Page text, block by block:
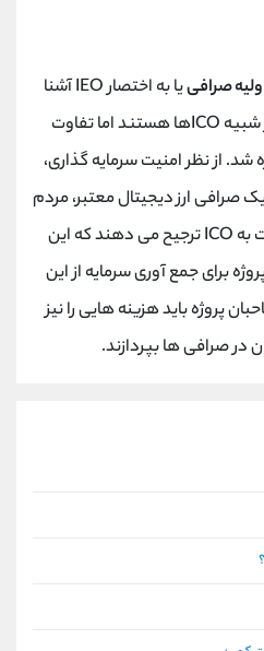
صرافی
یا به اختصار IEO آشنا
شدیم. IEOها از جهاتی بسیار شبیه ICOها هستند اما تفاوت
شد. از نظر امنیت سرمایه گذاری،
صرافی ارز دیجیتال معتبر، مردم
قطعا مشارکت در IEO را نسبت به ICO ترجیح می دهند که این
برای جمع آوری سرمایه از این
پروژه باید هزینه هایی را نیز
صرافی ها بپردازند.